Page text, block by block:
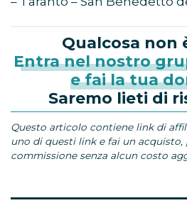
Qualcosa non
Entra nel nostro
e fai la tua
Saremo lieti di
Questo articolo contiene link di
uno di questi link e fai un acquisto,
commissione senza alcun costo